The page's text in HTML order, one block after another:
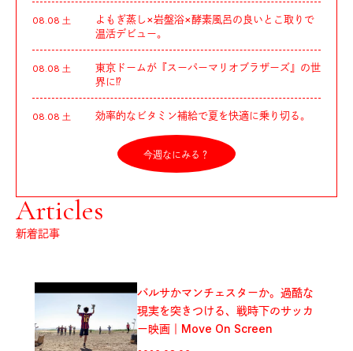
08.08 土
よもぎ蒸し×岩盤浴×酵素風呂の良いとこ取りで
温活デビュー。
08.08 土
東京ドームが『スーパーマリオブラザーズ』の世
界に⁉︎
08.08 土 効率的なビタミン補給で夏を快適に乗り切る。
今週なにみる？
Articles
新着記事
バルサかマンチェスターか。過酷な
現実を突きつける、戦時下のサッカ
ー映画｜Move On Screen